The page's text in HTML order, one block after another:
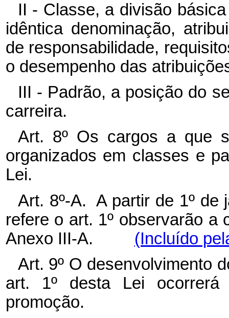
II - Classe, a divisão
idêntica denominação,
de responsabilidade,
o desempenho das
III - Padrão, a posição do
carreira.
Art. 8º Os cargos a que
organizados em classes e
Lei.
Art. 8º-A. A partir de 1º de
refere o art. 1º observarão a
Anexo III-A.
(Incluído
Art. 9º O desenvolvimento
art. 1º desta Lei ocorrerá
promoção.